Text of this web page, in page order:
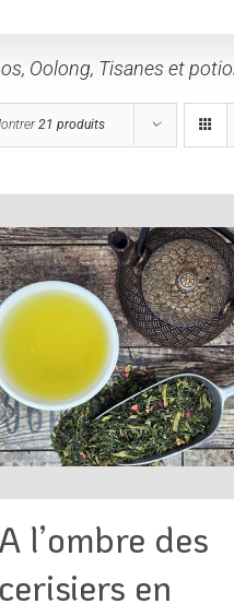
Oolong, Tisanes et
21 produits
A l’ombre des
cerisiers en